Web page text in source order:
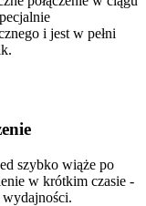
i jest w pełni
szybko wiąże po
w krótkim czasie -